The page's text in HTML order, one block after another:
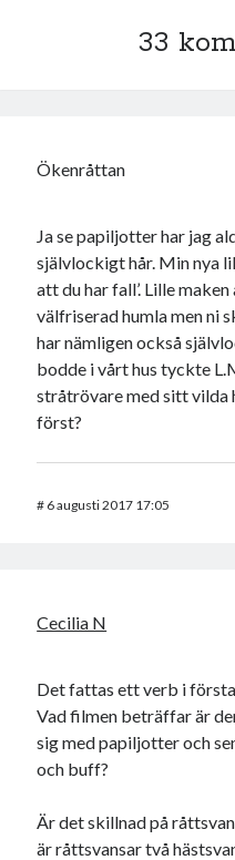
33
Ökenråttan
Ja se papiljotter har jag
självlockigt hår. Min nya
att du har fall’. Lille
välfriserad humla men ni
har nämligen också
bodde i vårt hus tyckte
stråtrövare med sitt vilda
först?
# 6 augusti 2017 17:05
Cecilia N
Det fattas ett verb i
Vad filmen beträffar är
sig med papiljotter och
och buff?
Är det skillnad på
är råttsvansar två